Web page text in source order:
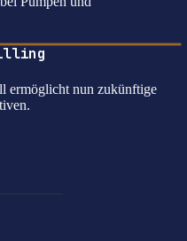
ermöglicht nun zukünftige